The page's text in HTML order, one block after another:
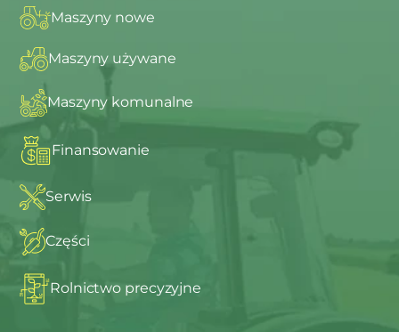
Maszyny nowe
Maszyny używane
Maszyny komunalne
Finansowanie
Serwis
Części
Rolnictwo precyzyjne